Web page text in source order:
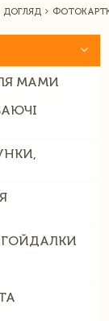
ДОГЛЯД
МАМИ